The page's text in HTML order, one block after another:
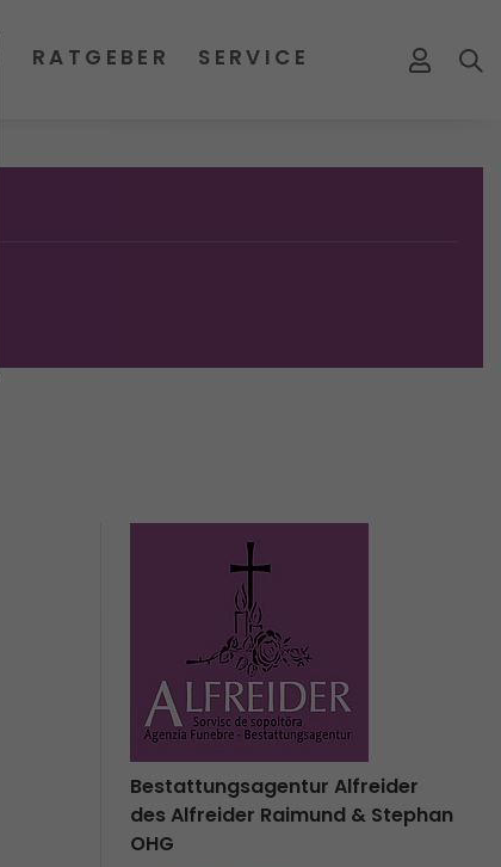
Bestattungsagentur Alfreider
des Alfreider Raimund & Stephan
OHG
RATGEBER SERVICE